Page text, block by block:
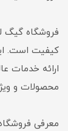
فروشگاه گیگ
کیفیت است.
ارائه خدمات
محصولات و
معرفی